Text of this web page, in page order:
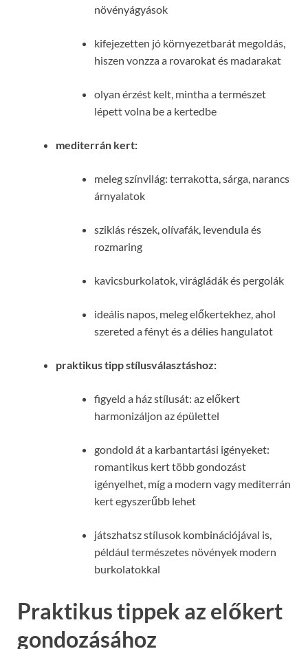
növényágyások
kifejezetten jó környezetbarát megoldás,
hiszen vonzza a rovarokat és madarakat
olyan érzést kelt, mintha a természet
lépett volna be a kertedbe
mediterrán kert:
meleg színvilág: terrakotta, sárga, narancs
árnyalatok
sziklás részek, olívafák, levendula és
rozmaring
kavicsburkolatok, virágládák és pergolák
ideális napos, meleg előkertekhez, ahol
szereted a fényt és a délies hangulatot
praktikus tipp stílusválasztáshoz:
figyeld a ház stílusát: az előkert
harmonizáljon az épülettel
gondold át a karbantartási igényeket:
romantikus kert több gondozást
igényelhet, míg a modern vagy mediterrán
kert egyszerűbb lehet
játszhatsz stílusok kombinációjával is,
például természetes növények modern
burkolatokkal
Praktikus tippek az előkert
gondozásához